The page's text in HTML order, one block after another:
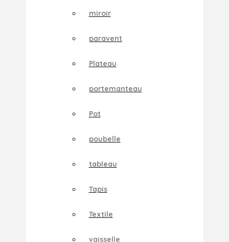
miroir
paravent
Plateau
portemanteau
Pot
poubelle
tableau
Tapis
Textile
vaisselle